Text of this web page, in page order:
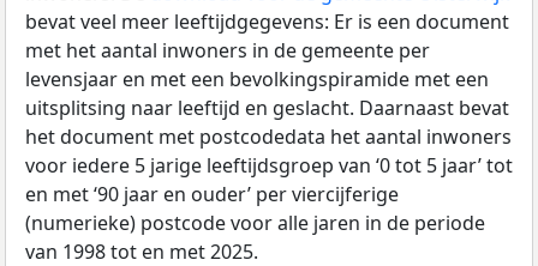
bevat veel meer leeftijdgegevens: Er is een document
met het aantal inwoners in de gemeente per
levensjaar en met een bevolkingspiramide met een
uitsplitsing naar leeftijd en geslacht. Daarnaast bevat
het document met postcodedata het aantal inwoners
voor iedere 5 jarige leeftijdsgroep van ‘0 tot 5 jaar’ tot
en met ‘90 jaar en ouder’ per viercijferige
(numerieke) postcode voor alle jaren in de periode
van 1998 tot en met 2025.